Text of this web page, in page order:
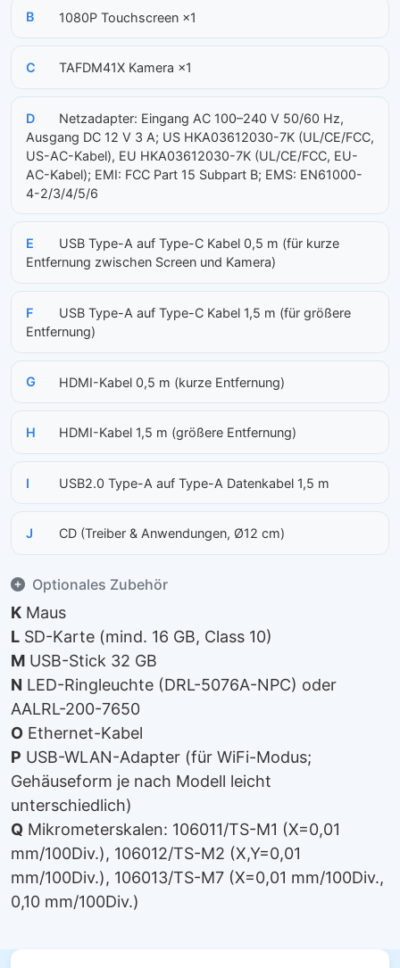
B 1080P Touchscreen ×1
C TAFDM41X Kamera ×1
D
Netzadapter: Eingang AC 100–240 V 50/60 Hz,
Ausgang DC 12 V 3 A; US HKA03612030-7K (UL/CE/FCC,
US-AC-Kabel), EU HKA03612030-7K (UL/CE/FCC, EU-
AC-Kabel); EMI: FCC Part 15 Subpart B; EMS: EN61000-
4-2/3/4/5/6
E
USB Type-A auf Type-C Kabel 0,5 m (für kurze
Entfernung zwischen Screen und Kamera)
F
USB Type-A auf Type-C Kabel 1,5 m (für größere
Entfernung)
G HDMI-Kabel 0,5 m (kurze Entfernung)
H HDMI-Kabel 1,5 m (größere Entfernung)
I USB2.0 Type-A auf Type-A Datenkabel 1,5 m
J CD (Treiber & Anwendungen, Ø12 cm)
Optionales Zubehör
K Maus
L SD-Karte (mind. 16 GB, Class 10)
M USB-Stick 32 GB
N LED-Ringleuchte (DRL-5076A-NPC) oder
AALRL-200-7650
O Ethernet-Kabel
P USB-WLAN-Adapter (für WiFi-Modus;
Gehäuseform je nach Modell leicht
unterschiedlich)
Q Mikrometerskalen: 106011/TS-M1 (X=0,01
mm/100Div.), 106012/TS-M2 (X,Y=0,01
mm/100Div.), 106013/TS-M7 (X=0,01 mm/100Div.,
0,10 mm/100Div.)